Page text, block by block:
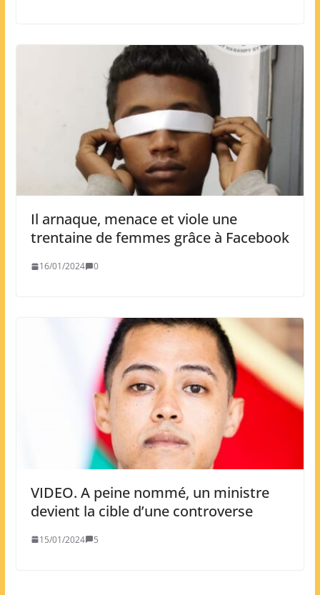
Il arnaque, menace et viole une
trentaine de femmes grâce à Facebook
16/01/2024 0
VIDEO. A peine nommé, un ministre
devient la cible d’une controverse
15/01/2024 5